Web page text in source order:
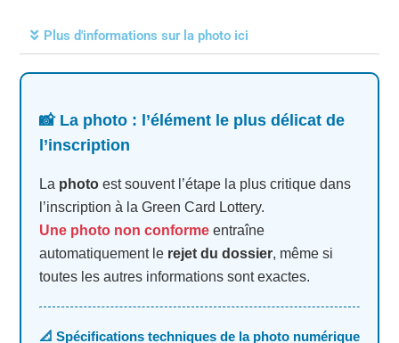
Plus d'informations sur la photo ici
📸 La photo : l’élément le plus délicat de
l’inscription
La photo est souvent l’étape la plus critique dans
l’inscription à la Green Card Lottery.
Une photo non conforme entraîne
automatiquement le rejet du dossier, même si
toutes les autres informations sont exactes.
📐 Spécifications techniques de la photo numérique